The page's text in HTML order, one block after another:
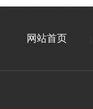
网站首页